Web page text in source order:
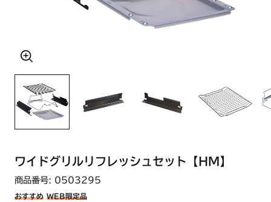
ワイドグリルリフレッシュセット【HM】
商品番号: 0503295
おすすめ WEB限定品